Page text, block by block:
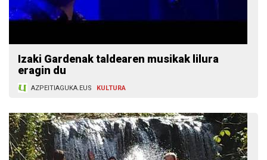
Izaki Gardenak taldearen musikak lilura
eragin du
AZPEITIAGUKA.EUS KULTURA